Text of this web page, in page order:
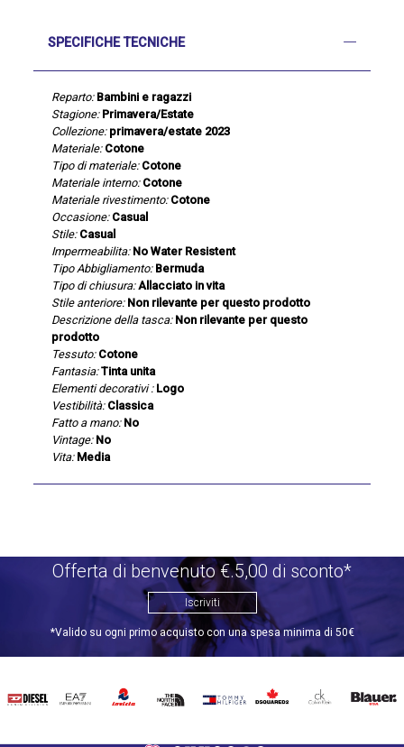
SPECIFICHE TECNICHE
Reparto: Bambini e ragazzi
Stagione: Primavera/Estate
Collezione: primavera/estate 2023
Materiale: Cotone
Tipo di materiale: Cotone
Materiale interno: Cotone
Materiale rivestimento: Cotone
Occasione: Casual
Stile: Casual
Impermeabilita: No Water Resistent
Tipo Abbigliamento: Bermuda
Tipo di chiusura: Allacciato in vita
Stile anteriore: Non rilevante per questo prodotto
Descrizione della tasca: Non rilevante per questo
prodotto
Tessuto: Cotone
Fantasia: Tinta unita
Elementi decorativi : Logo
Vestibilità: Classica
Fatto a mano: No
Vintage: No
Vita: Media
Offerta di benvenuto €.5,00 di sconto*
Iscriviti
*Valido su ogni primo acquisto con una spesa minima di 50€
DIESEL EA7 INVICTATHE
TOMMY
DSQUARED2
CALVIN BLAUER